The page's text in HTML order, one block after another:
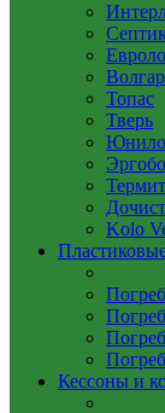
Топас
Тверь
Термит
Kolo
Кессоны и